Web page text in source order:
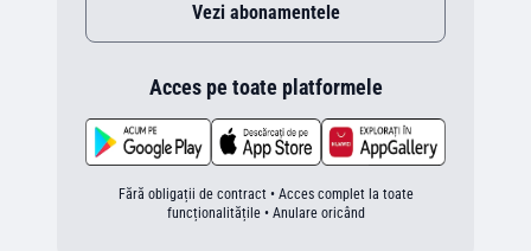
Vezi abonamentele
Acces pe toate platformele
Fără obligații de contract • Acces complet la toate
funcționalitățile • Anulare oricând